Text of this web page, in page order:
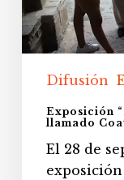
Difusión
Exposición
llamado
El 28 de